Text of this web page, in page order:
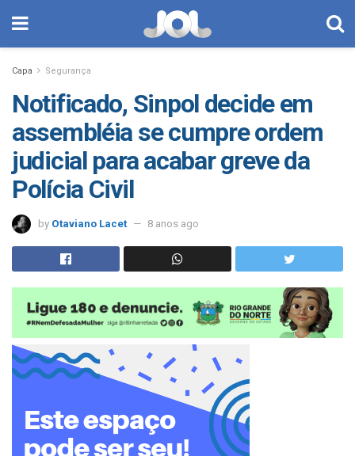
Capa Segurança
Notificado, Sinpol decide em
assembléia se cumpre ordem
judicial para acabar greve da
Polícia Civil
by Otaviano Lacet 8 anos ago